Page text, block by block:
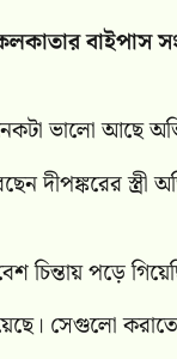
বাইপাস
ভালো আছে
দীপঙ্করের
চিন্তায় পড়ে
সেগুলো